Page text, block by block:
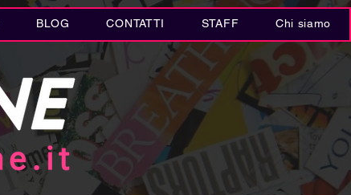
BLOG CONTATTI STAFF Chi siamo